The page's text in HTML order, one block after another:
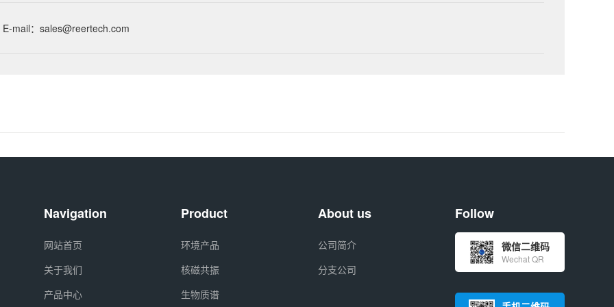
E-mail：sales@reertech.com
Navigation
网站首页
关于我们
产品中心
Product
环境产品
核磁共振
生物质谱
About us
公司简介
分支公司
Follow
微信二维码
Wechat QR